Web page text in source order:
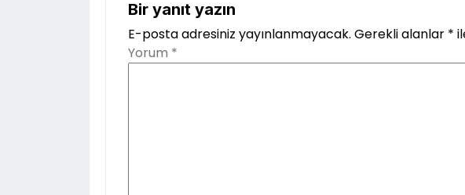
Bir yanıt yazın
E-posta adresiniz yayınlanmayacak. Gerekli alanlar *
Yorum *